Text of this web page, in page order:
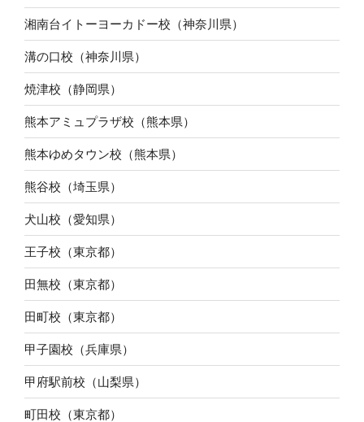
湘南台イトーヨーカドー校（神奈川県）
溝の口校（神奈川県）
焼津校（静岡県）
熊本アミュプラザ校（熊本県）
熊本ゆめタウン校（熊本県）
熊谷校（埼玉県）
犬山校（愛知県）
王子校（東京都）
田無校（東京都）
田町校（東京都）
甲子園校（兵庫県）
甲府駅前校（山梨県）
町田校（東京都）